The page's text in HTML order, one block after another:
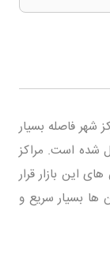
شهر فاصله بسیار
شده است. مراکز
این بازار قرار
بسیار سریع و